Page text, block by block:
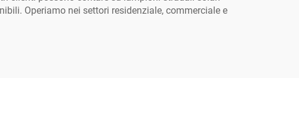
Operiamo nei settori residenziale, commerciale e